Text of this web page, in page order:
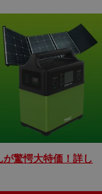
驚愕大特価！詳し